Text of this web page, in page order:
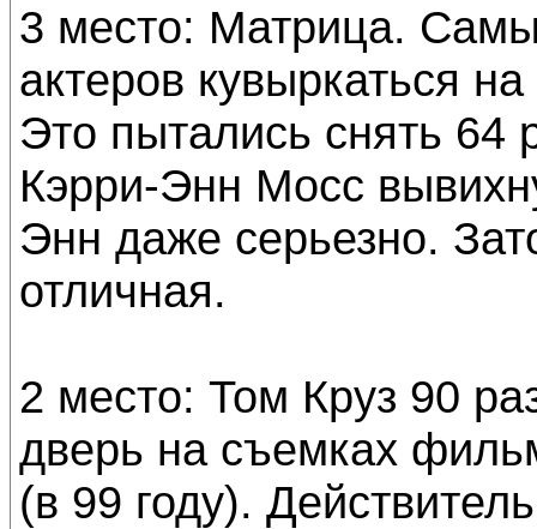
3 место: Матрица.
актеров кувыркаться
Это пытались снять 64
Кэрри-Энн Мосс
Энн даже серьезно.
отличная.
2 место: Том Круз 90
дверь на съемках
(в 99 году).